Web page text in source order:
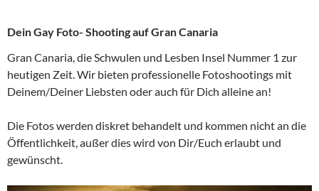
Dein Gay Foto- Shooting auf Gran Canaria
Gran Canaria, die Schwulen und Lesben Insel Nummer 1 zur
heutigen Zeit. Wir bieten professionelle Fotoshootings mit
Deinem/Deiner Liebsten oder auch für Dich alleine an!
Die Fotos werden diskret behandelt und kommen nicht an die
Öffentlichkeit, außer dies wird von Dir/Euch erlaubt und
gewünscht.